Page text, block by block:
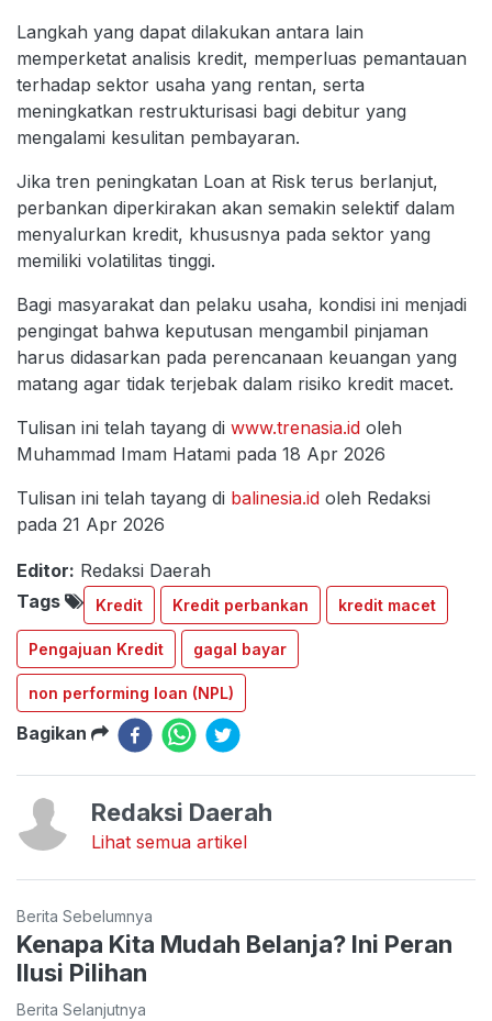
Langkah yang dapat dilakukan antara lain
memperketat analisis kredit, memperluas pemantauan
terhadap sektor usaha yang rentan, serta
meningkatkan restrukturisasi bagi debitur yang
mengalami kesulitan pembayaran.
Jika tren peningkatan Loan at Risk terus berlanjut,
perbankan diperkirakan akan semakin selektif dalam
menyalurkan kredit, khususnya pada sektor yang
memiliki volatilitas tinggi.
Bagi masyarakat dan pelaku usaha, kondisi ini menjadi
pengingat bahwa keputusan mengambil pinjaman
harus didasarkan pada perencanaan keuangan yang
matang agar tidak terjebak dalam risiko kredit macet.
Tulisan ini telah tayang di www.trenasia.id oleh
Muhammad Imam Hatami pada 18 Apr 2026
Tulisan ini telah tayang di balinesia.id oleh Redaksi
pada 21 Apr 2026
Editor: Redaksi Daerah
Tags
Kredit Kredit perbankan kredit macet
Pengajuan Kredit gagal bayar
non performing loan (NPL)
Bagikan
Redaksi Daerah
Lihat semua artikel
Berita Sebelumnya
Kenapa Kita Mudah Belanja? Ini Peran
Ilusi Pilihan
Berita Selanjutnya